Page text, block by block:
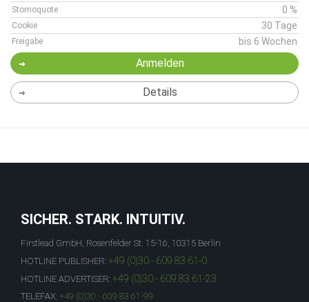
Stornoquote 0 %
Cookie 30 Tage
Freigabe bis 6 Wochen
Anmelden
Details
SICHER. STARK. INTUITIV.
Firstlead GmbH, Rosenfelder St. 15-16, 10315 Berlin
HOTLINE PUBLISHER: +49 (0)30 - 609 83 61-0
HOTLINE ADVERTISER: +49 (0)30 - 609 83 61-23
TELEFAX: +49 (0)30 - 609 83 61-99